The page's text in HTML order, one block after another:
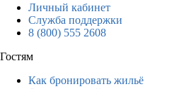
Личный кабинет
Служба поддержки
8 (800) 555 2608
Гостям
Как бронировать жильё